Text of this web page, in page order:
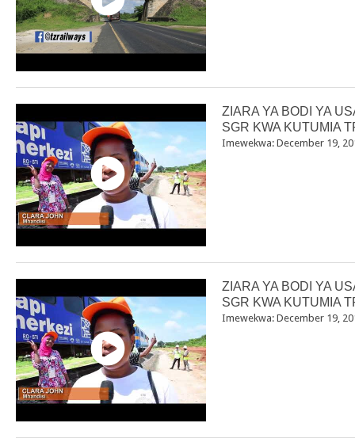
ZIARA YA BODI YA
SGR KWA KUTUMIA
Imewekwa: December 19,
ZIARA YA BODI YA
SGR KWA KUTUMIA
Imewekwa: December 19,